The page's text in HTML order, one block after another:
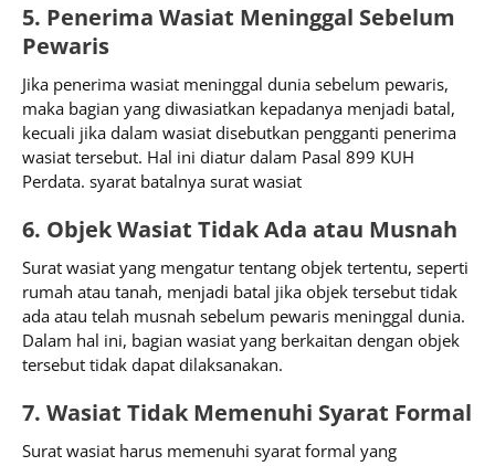
5. Penerima Wasiat Meninggal Sebelum
Pewaris
Jika penerima wasiat meninggal dunia sebelum pewaris,
maka bagian yang diwasiatkan kepadanya menjadi batal,
kecuali jika dalam wasiat disebutkan pengganti penerima
wasiat tersebut. Hal ini diatur dalam Pasal 899 KUH
Perdata. syarat batalnya surat wasiat
6. Objek Wasiat Tidak Ada atau Musnah
Surat wasiat yang mengatur tentang objek tertentu, seperti
rumah atau tanah, menjadi batal jika objek tersebut tidak
ada atau telah musnah sebelum pewaris meninggal dunia.
Dalam hal ini, bagian wasiat yang berkaitan dengan objek
tersebut tidak dapat dilaksanakan.
7. Wasiat Tidak Memenuhi Syarat Formal
Surat wasiat harus memenuhi syarat formal yang